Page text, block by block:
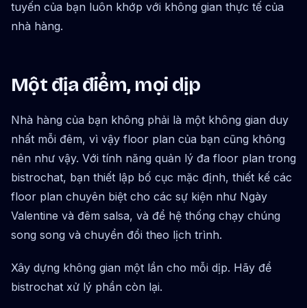
tuyến của bạn luôn khớp với không gian thực tế của
nhà hàng.
Một địa điểm, mọi dịp
Nhà hàng của bạn không phải là một không gian duy
nhất mỗi đêm, vì vậy floor plan của bạn cũng không
nên như vậy. Với tính năng quản lý đa floor plan trong
bistrochat, bạn thiết lập bố cục mặc định, thiết kế các
floor plan chuyên biệt cho các sự kiện như Ngày
Valentine và đêm salsa, và để hệ thống chạy chúng
song song và chuyển đổi theo lịch trình.
Xây dựng không gian một lần cho mỗi dịp. Hãy để
bistrochat xử lý phần còn lại.